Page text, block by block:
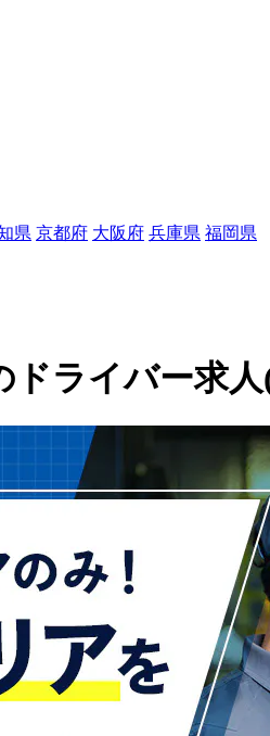
県 京都府 大阪府 兵庫県 福岡県
ライバー求人